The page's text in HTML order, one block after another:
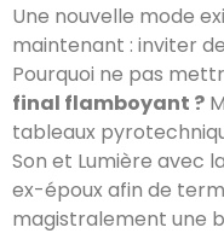
Une nouvelle mode
maintenant : inviter
Pourquoi ne pas
final flamboyant ?
tableaux
Son et Lumière avec
ex-époux afin de
magistralement une